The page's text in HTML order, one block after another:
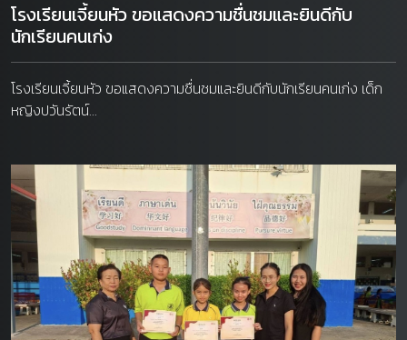
โรงเรียนเจี้ยนหัว ขอแสดงความชื่นชมและยินดีกับ
นักเรียนคนเก่ง
โรงเรียนเจี้ยนหัว ขอแสดงความชื่นชมและยินดีกับนักเรียนคนเก่ง เด็ก
หญิงปวันรัตน์...